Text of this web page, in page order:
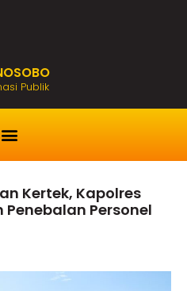
Publik
Kertek, Kapolres
Personel